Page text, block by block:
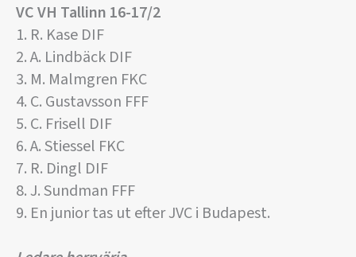
VC VH Tallinn 16-17/2
1. R. Kase DIF
2. A. Lindbäck DIF
3. M. Malmgren FKC
4. C. Gustavsson FFF
5. C. Frisell DIF
6. A. Stiessel FKC
7. R. Dingl DIF
8. J. Sundman FFF
9. En junior tas ut efter JVC i Budapest.